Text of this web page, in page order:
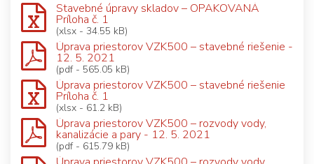
Stavebné úpravy skladov – OPAKOVANÁ
Príloha č. 1
(xlsx - 34.55 kB)
Úprava priestorov VZK500 – stavebné riešenie -
12. 5. 2021
(pdf - 565.05 kB)
Úprava priestorov VZK500 – stavebné riešenie
Príloha č. 1
(xlsx - 61.2 kB)
Úprava priestorov VZK500 – rozvody vody,
kanalizácie a pary - 12. 5. 2021
(pdf - 615.79 kB)